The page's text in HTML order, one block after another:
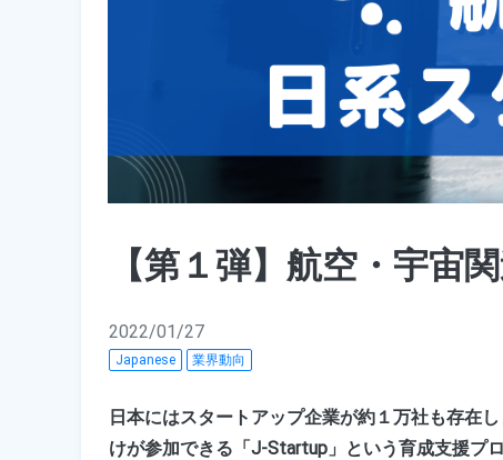
【第１弾】航空・宇宙
2022/01/27
Japanese 業界動向
日本にはスタートアップ企業が約１万社も存在
けが参加できる「J-Startup」という育成支援プ